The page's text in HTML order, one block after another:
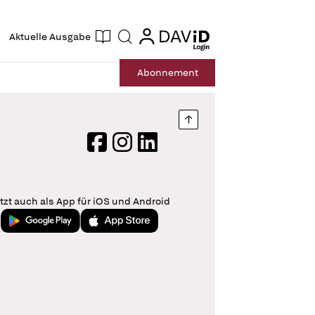
Aktuelle Ausgabe Suche login
login
Abonnement
Nach oben springen
FacebookInstagram
LinkedIn
auch als App für iOS und Android
Jetzt bei Google PlayLaden im App Store